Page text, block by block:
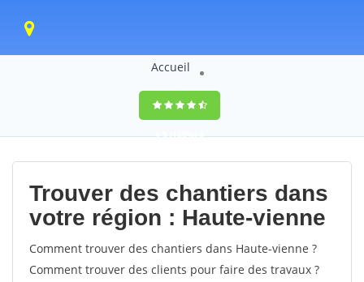
Accueil
9,5(100%)0
votes
Trouver des chantiers dans
votre région : Haute-vienne
Comment trouver des chantiers dans Haute-vienne ?
Comment trouver des clients pour faire des travaux ?